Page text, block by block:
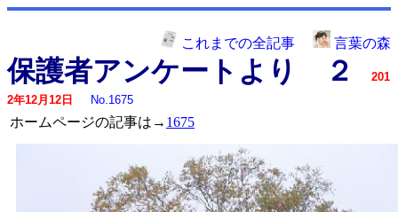
これまでの全記事 言葉の森
保護者アンケートより ２
201
2年12月12日
No.1675
ホームページの記事は→ 1675